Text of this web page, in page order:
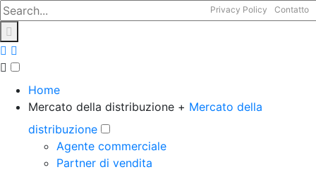
Privacy Policy Contatto
Home
Mercato della distribuzione + Mercato della
distribuzione
Agente commerciale
Partner di vendita